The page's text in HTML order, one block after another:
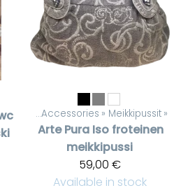
‪»Accessories ‪» Meikkipussit ‪»
Arte Pura Iso froteinen
meikkipussi
59,00 €
Available in stock